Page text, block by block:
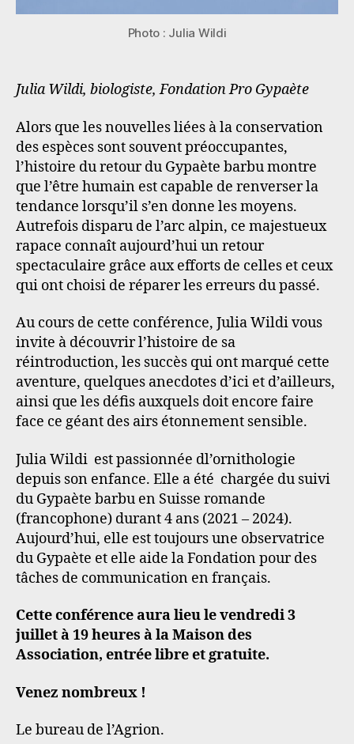
Photo : Julia Wildi
Julia Wildi, biologiste, Fondation Pro Gypaète
Alors que les nouvelles liées à la conservation
des espèces sont souvent préoccupantes,
l’histoire du retour du Gypaète barbu montre
que l’être humain est capable de renverser la
tendance lorsqu’il s’en donne les moyens.
Autrefois disparu de l’arc alpin, ce majestueux
rapace connaît aujourd’hui un retour
spectaculaire grâce aux efforts de celles et ceux
qui ont choisi de réparer les erreurs du passé.
Au cours de cette conférence, Julia Wildi vous
invite à découvrir l’histoire de sa
réintroduction, les succès qui ont marqué cette
aventure, quelques anecdotes d’ici et d’ailleurs,
ainsi que les défis auxquels doit encore faire
face ce géant des airs étonnement sensible.
Julia Wildi est passionnée dl’ornithologie
depuis son enfance. Elle a été chargée du suivi
du Gypaète barbu en Suisse romande
(francophone) durant 4 ans (2021 – 2024).
Aujourd’hui, elle est toujours une observatrice
du Gypaète et elle aide la Fondation pour des
tâches de communication en français.
Cette conférence aura lieu le vendredi 3
juillet à 19 heures à la Maison des
Association, entrée libre et gratuite.
Venez nombreux !
Le bureau de l’Agrion.